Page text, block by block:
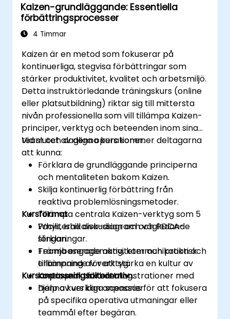
Kaizen-grundläggande: Essentiella
förbättringsprocesser
4 Timmar
Kaizen är en metod som fokuserar på
kontinuerliga, stegvisa förbättringar som
stärker produktivitet, kvalitet och arbetsmiljö.
Detta instruktörledande träningskurs (online
eller platsutbildning) riktar sig till mittersta
nivån professionella som vill tillämpa Kaizen-
principer, verktyg och beteenden inom sina
team och dagliga operationer.
Vid slutet av denna kurs kommer deltagarna
att kunna:
Förklara de grundläggande principerna
och mentaliteten bakom Kaizen.
Skilja kontinuerlig förbättring från
reaktiva problemlösningsmetoder.
Tillämpa centrala Kaizen-verktyg som 5
Whys, Ishikawa-diagram och PDCA-
slingan.
Främja engagemang, kommunikation och
erkännande för att stärka en kultur av
kontinuerlig förbättring.
Kursformat
Faciliterad diskussion och vägledande
förklaringar.
Teambaserade aktiviteter och praktisk
tillämpning av verktyg.
Korta, praktiska demonstrationer med
hjälp av verkliga scenarier.
Kursanpassningsalternativ
Denna kurs kan anpassas för att fokusera
på specifika operativa utmaningar eller
teammål efter begäran.